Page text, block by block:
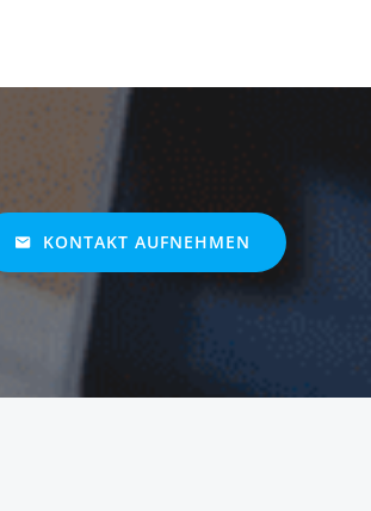
KONTAKT AUFNEHMEN